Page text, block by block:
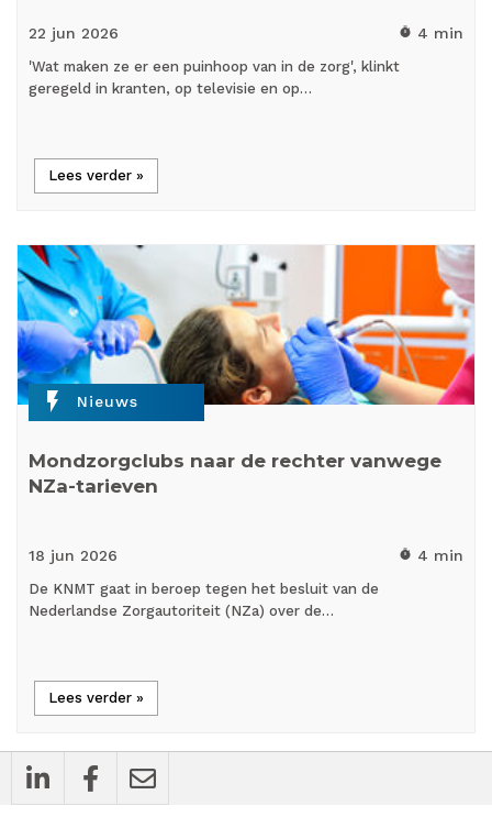
22 jun 2026 timer 4 min
'Wat maken ze er een puinhoop van in de zorg', klinkt
geregeld in kranten, op televisie en op…
Lees verder »
flash_on Nieuws
Mondzorgclubs naar de rechter vanwege
NZa-tarieven
18 jun 2026 timer 4 min
De KNMT gaat in beroep tegen het besluit van de
Nederlandse Zorgautoriteit (NZa) over de…
Lees verder »